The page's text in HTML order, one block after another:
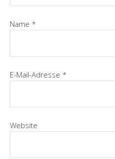
Name *
E-Mail-Adresse *
Website